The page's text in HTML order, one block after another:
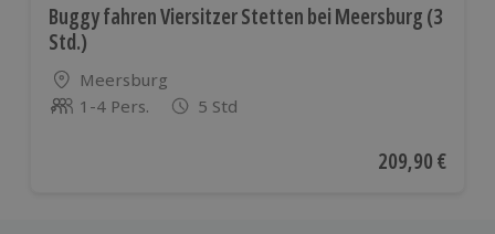
Buggy fahren Viersitzer Stetten bei Meersburg (3
Std.)
Standort
Meersburg
Anzahl der Teilnehmer
1-4 Pers. 5 Std
Aktueller Preis
209,90 €